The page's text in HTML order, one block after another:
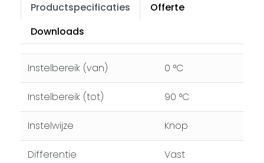
Productspecificaties
Offerte
Downloads
Instelbereik (van) 0 °C
Instelbereik (tot) 90 °C
Instelwijze Knop
Differentie Vast